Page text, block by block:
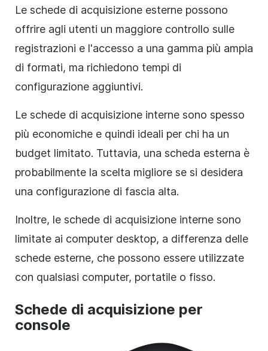
Le schede di acquisizione esterne possono
offrire agli utenti un maggiore controllo sulle
registrazioni e l'accesso a una gamma più ampia
di formati, ma richiedono tempi di
configurazione aggiuntivi.
Le schede di acquisizione interne sono spesso
più economiche e quindi ideali per chi ha un
budget limitato. Tuttavia, una scheda esterna è
probabilmente la scelta migliore se si desidera
una configurazione di fascia alta.
Inoltre, le schede di acquisizione interne sono
limitate ai computer desktop, a differenza delle
schede esterne, che possono essere utilizzate
con qualsiasi computer, portatile o fisso.
Schede di acquisizione per
console